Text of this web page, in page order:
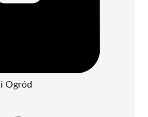
Ogród